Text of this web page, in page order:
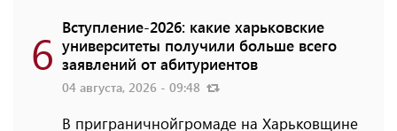
6 Вступление-2026: какие харьковские
университеты получили больше всего
заявлений от абитуриентов
04 августа, 2026 - 09:48
В приграничнойгромаде на Харьковщине